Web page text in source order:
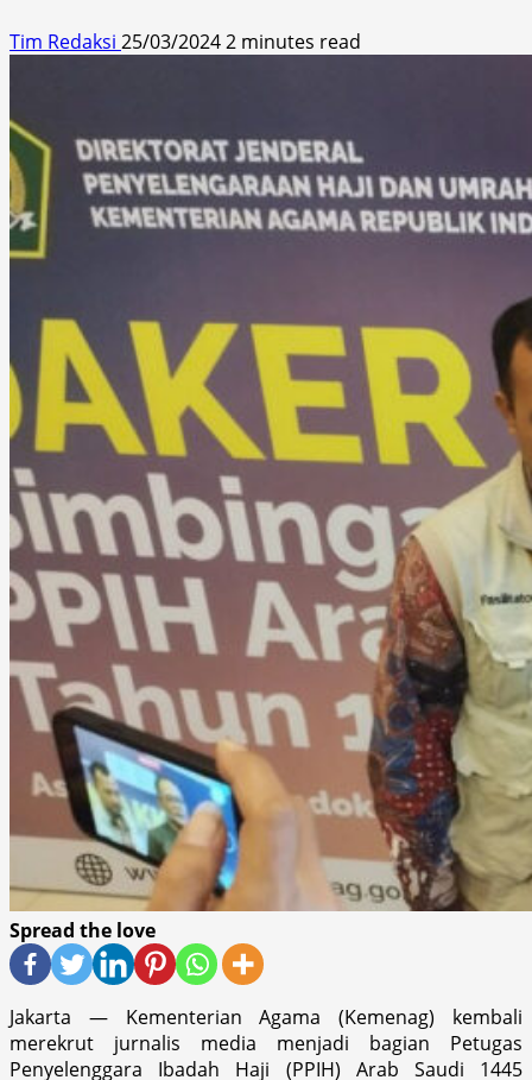
Tim Redaksi 25/03/20242 minutes read
Spread the love
Jakarta — Kementerian Agama (Kemenag) kembali
merekrut jurnalis media menjadi bagian Petugas
Penyelenggara Ibadah Haji (PPIH) Arab Saudi 1445